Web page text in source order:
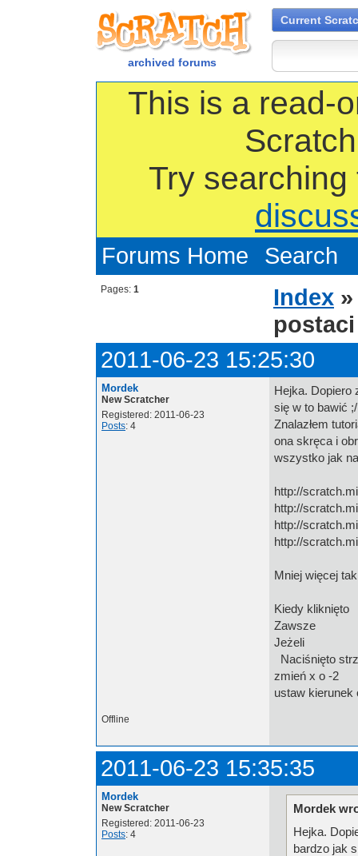
archived forums
Current
This is a read-
Try
Forums Home Search
Pages: 1 Index
postaci
2011-06-23 15:25:30
Mordek
New Scratcher
Registered: 2011-06-23
Posts: 4
Hejka. Dopiero
się w to bawić ;/
Znalazłem
ona skręca i
wszystko jak
http://
http://
http://
http://
Mniej więcej
Kiedy kliknięto
Zawsze
Jeżeli
Naciśnięto
zmień x o -2
ustaw kierunek
Offline
2011-06-23 15:35:35
Mordek
New Scratcher
Registered: 2011-06-23
Posts: 4
Mordek
Hejka.
bardzo jak